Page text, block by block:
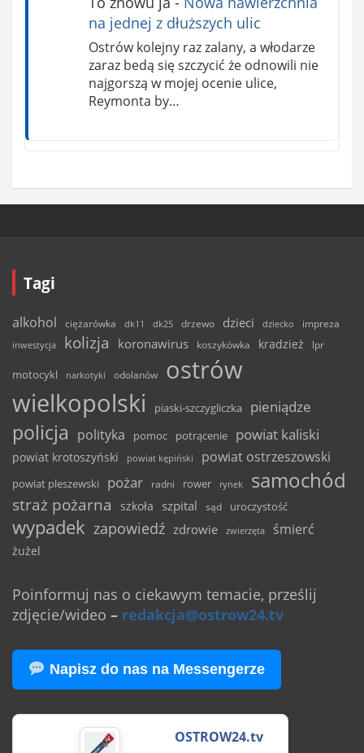
na jednej z dłuższych ulic
Ostrów kolejny raz zalany, a włodarze
zaraz bedą się szczycić że odnowili nie
najgorszą w mojej ocenie ulice,
Reymonta by…
Tagi
alkohol ciężarówka dk11 dk25 drzewo dzieci dziecko
impreza
inwestycja
kolizja koronawirus koszykówka kradzież lpr
motocykl narkotyki odolanów
ostrów
wielkopolski
piaski-szczygliczka pieniądze
policja polityka pomoc potrącenie powiat kaliski
powiat krotoszyński powiat kępiński powiat ostrzeszowski
powiat pleszewski pożar radni rower rynek samochód
straż pożarna szkoła szpital sąd uroczystość
wypadek zapowiedź zdrowie zwierzęta śmierć
żużel
Poinformuj nas o ciekawym temacie, prześlij
zdjęcie/wideo – redakcja@ostrow24.tv
Napisz do nas na Messengerze
OSTROW24.tv